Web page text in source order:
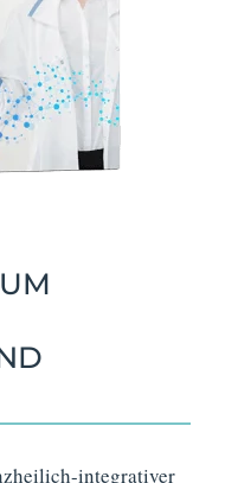
integrativer